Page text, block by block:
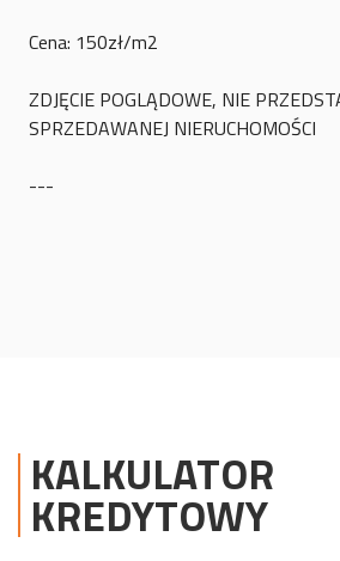
Cena: 150zł/m2
ZDJĘCIE POGLĄDOWE, NIE
SPRZEDAWANEJ NIERUCHOMOŚCI
---
KALKULATOR
KREDYTOWY